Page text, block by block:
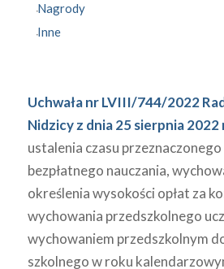
Nagrody
Inne
Uchwała nr LVIII/744/2022
Nidzicy z dnia 25 sierpnia 2022
ustalenia czasu
bezpłatnego nauczania,
określenia wysokości opłat za
wychowania przedszkolnego
wychowaniem przedszkolnym
szkolnego w roku